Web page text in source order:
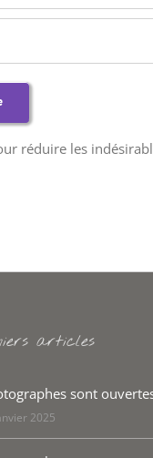
réduire les
articles
sont
2025